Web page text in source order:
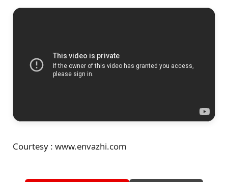
Courtesy : www.envazhi.com